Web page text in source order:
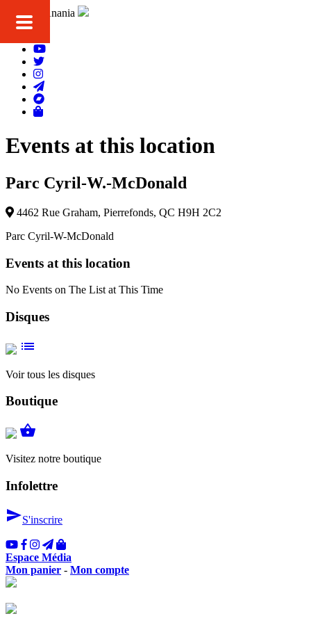
Roberto Anania
Events at this location
Parc Cyril-W.-McDonald
4462 Rue Graham, Pierrefonds, QC H9H 2C2
Parc Cyril-W-McDonald
Events at this location
No Events on The List at This Time
Disques
list
Voir tous les disques
Boutique
shopping_basket
Visitez notre boutique
Infolettre
sendS'inscrire
Espace Média
Mon panier - Mon compte
Pour nous joindre